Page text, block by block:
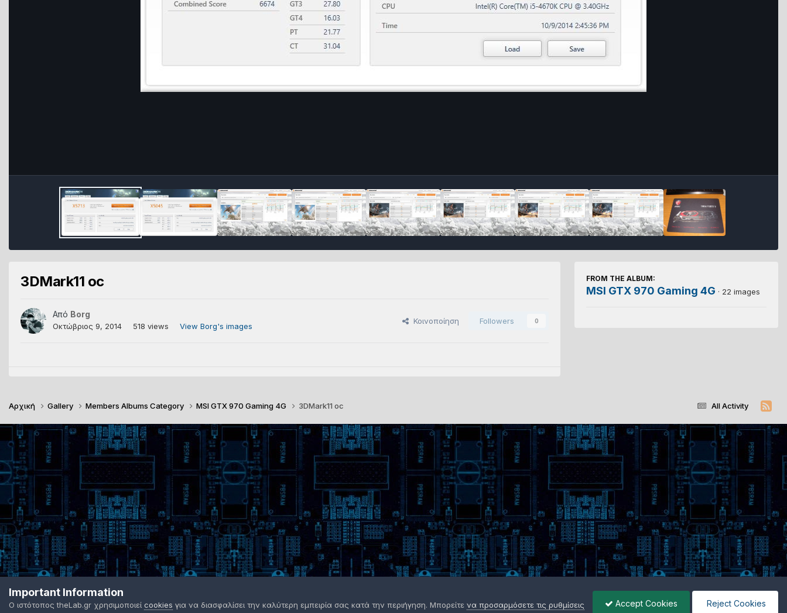
3DMark11 oc
Από Borg
Οκτώβριος 9, 2014 518 views View Borg's images
Κοινοποίηση Followers 0
FROM THE ALBUM:
MSI GTX 970 Gaming 4G · 22 images
All Activity
Αρχική Gallery Members Albums Category MSI GTX 970 Gaming 4G 3DMark11 oc
Important Information
Ο ιστότοπος theLab.gr χρησιμοποιεί cookies για να διασφαλίσει την καλύτερη εμπειρία σας κατά την περιήγηση. Μπορείτε να προσαρμόσετε τις ρυθμίσεις
Accept Cookies Reject Cookies